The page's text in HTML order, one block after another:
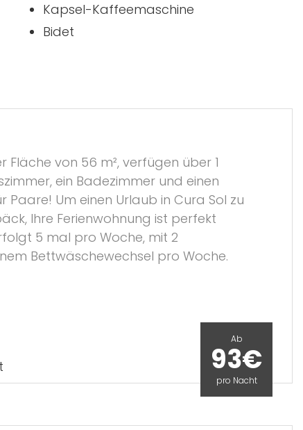
Kapsel-Kaffeemaschine
Bidet
von 56 m², verfügen über 1
ein Badezimmer und einen
Um einen Urlaub in Cura Sol zu
Ihre Ferienwohnung ist perfekt
5 mal pro Woche, mit 2
Bettwäschewechsel pro Woche.
Ab
93€
pro Nacht